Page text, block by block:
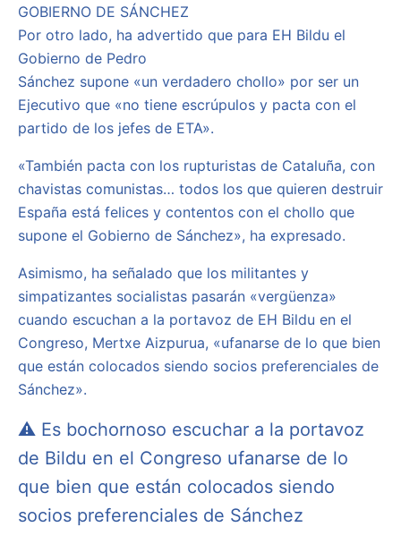
GOBIERNO DE SÁNCHEZ
Por otro lado, ha advertido que para EH Bildu el
Gobierno de Pedro
Sánchez supone «un verdadero chollo» por ser un
Ejecutivo que «no tiene escrúpulos y pacta con el
partido de los jefes de ETA».
«También pacta con los rupturistas de Cataluña, con
chavistas comunistas… todos los que quieren destruir
España está felices y contentos con el chollo que
supone el Gobierno de Sánchez», ha expresado.
Asimismo, ha señalado que los militantes y
simpatizantes socialistas pasarán «vergüenza»
cuando escuchan a la portavoz de EH Bildu en el
Congreso, Mertxe Aizpurua, «ufanarse de lo que bien
que están colocados siendo socios preferenciales de
Sánchez».
⚠ Es bochornoso escuchar a la portavoz
de Bildu en el Congreso ufanarse de lo
que bien que están colocados siendo
socios preferenciales de Sánchez